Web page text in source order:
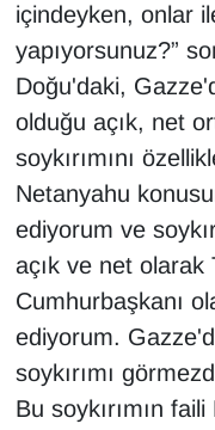
içindeyken, onlar
yapıyorsunuz?”
Doğu'daki,
olduğu açık, net
soykırımını
Netanyahu
ediyorum ve
açık ve net
Cumhurbaşkanı
ediyorum.
soykırımı
Bu soykırımın